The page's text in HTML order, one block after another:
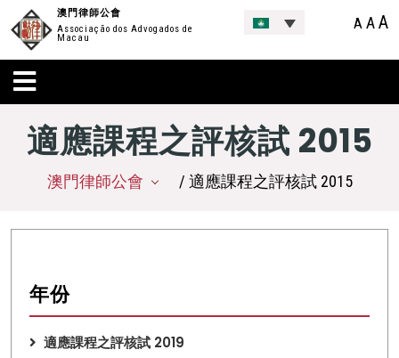
澳門律師公會
Associação dos Advogados de
Macau
A AA
適應課程之評核試 2015
澳門律師公會 / 適應課程之評核試 2015
年份
適應課程之評核試 2019